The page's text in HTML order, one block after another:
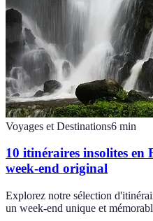
Voyages et Destinations6 min
10 itinéraires insolites
week-end original
Explorez notre sélection
un week-end unique et